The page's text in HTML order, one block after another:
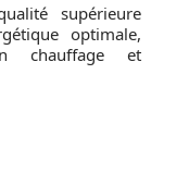
supérieure
optimale,
chauffage et